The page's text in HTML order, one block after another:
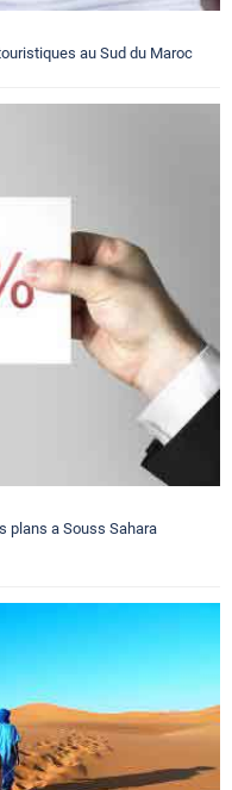
au Sud du Maroc
plans a Souss Sahara